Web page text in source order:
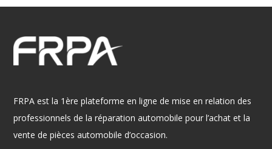
FRPA est la 1ère plateforme en ligne de mise en relation des
professionnels de la réparation automobile pour l’achat et la
vente de pièces automobile d’occasion.